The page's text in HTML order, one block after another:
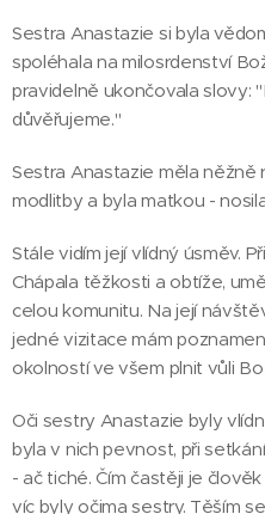
Sestra Anastazie si byla
spoléhala na milosrdenství
pravidelně ukončovala slovy:
důvěřujeme."
Sestra Anastazie měla něžně
modlitby a byla matkou -
Stále vidím její vlídný úsměv.
Chápala těžkosti a obtíže,
celou komunitu. Na její
jedné vizitace mám
okolností ve všem plnit vůli
Oči sestry Anastazie byly
byla v nich pevnost, při
- ač tiché. Čím častěji je
víc byly očima sestry. Těším